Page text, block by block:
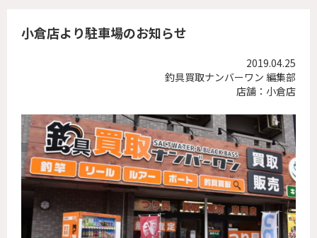
小倉店より駐車場のお知らせ
2019.04.25
釣具買取ナンバーワン 編集部
店舗：小倉店